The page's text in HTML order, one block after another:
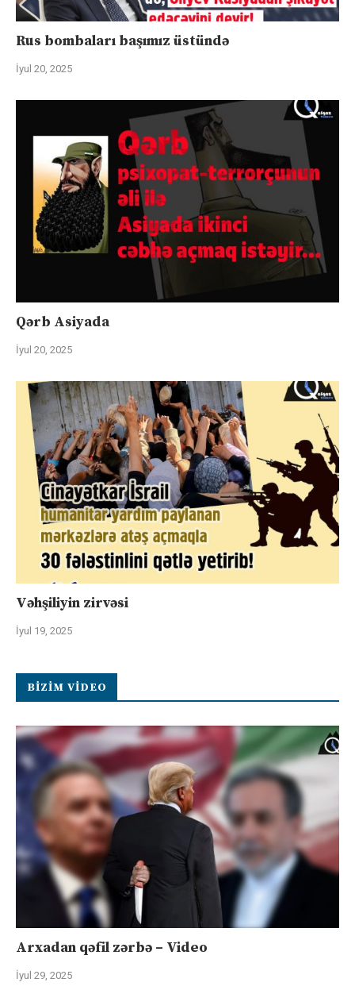
Rus bombaları başımız üstündə
İyul 20, 2025
Qərb Asiyada
İyul 20, 2025
Vəhşiliyin zirvəsi
İyul 19, 2025
BIZIM VIDEO
Arxadan qəfil zərbə – Video
İyul 29, 2025